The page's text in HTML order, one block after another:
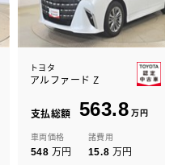
トヨタ
アルファード Z
支払総額 563.8 万円
車両価格
548 万円
諸費用
15.8 万円